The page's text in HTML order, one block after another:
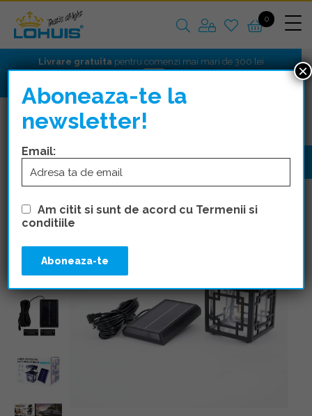
0
Livrare gratuitapentru comenzi mai mari de 300 lei
CORPURI DE ILUMINAT
SOLARE
Aboneaza-te la
newsletter!
Email:
Am citit si sunt de acord cu Termenii si
conditiile
×